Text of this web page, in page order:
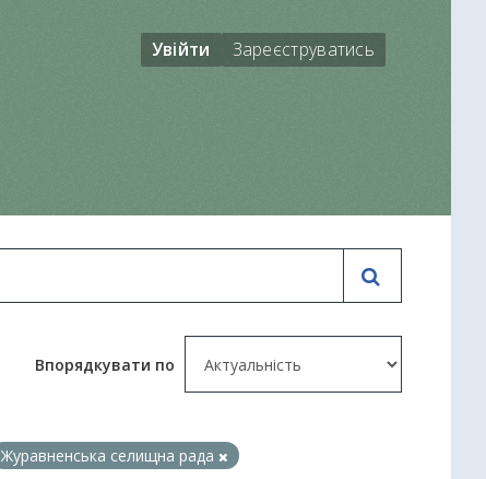
Увійти Зареєструватись
Впорядкувати по
Журавненська селищна рада